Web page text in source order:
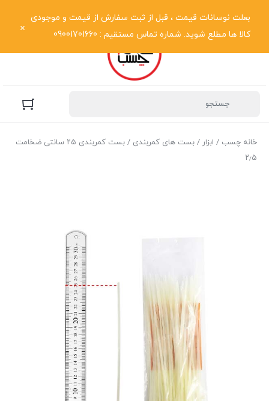
بعلت نوسانات قیمت ، قبل از ثبت سفارش از قیمت و موجودی
کالا ها مطلع شوید. شماره تماس مستقیم : 09001701660
خانه چسب / ابزار / بست های کمربندی
/ بست کمربندی ۲۵ سانتی ضخامت
۲٫۵